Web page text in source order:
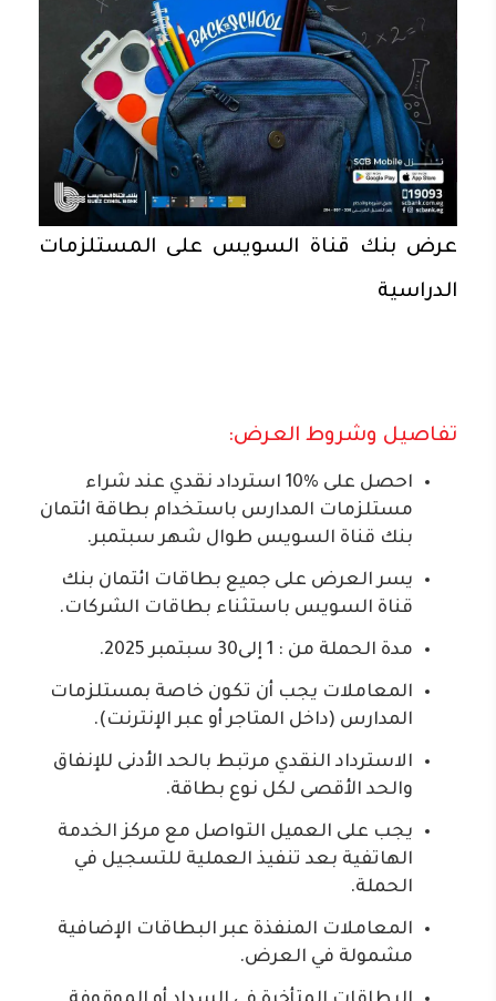
عرض بنك قناة السويس على المستلزمات
الدراسية
تفاصيل وشروط العرض:
احصل على %10 استرداد نقدي عند شراء
مستلزمات المدارس باستخدام بطاقة ائتمان
بنك قناة السويس طوال شهر سبتمبر.
يسر العرض على جميع بطاقات ائتمان بنك
قناة السويس باستثناء بطاقات الشركات.
مدة الحملة من : 1 إلى30 سبتمبر 2025.
المعاملات يجب أن تكون خاصة بمستلزمات
المدارس (داخل المتاجر أو عبر الإنترنت).
الاسترداد النقدي مرتبط بالحد الأدنى للإنفاق
والحد الأقصى لكل نوع بطاقة.
يجب على العميل التواصل مع مركز الخدمة
الهاتفية بعد تنفيذ العملية للتسجيل في
الحملة.
المعاملات المنفذة عبر البطاقات الإضافية
مشمولة في العرض.